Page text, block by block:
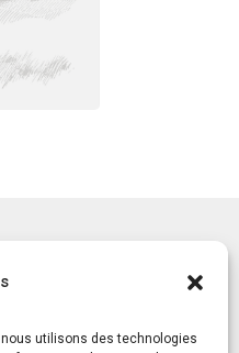
utilisons des technologies